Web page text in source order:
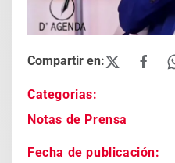
Categorias:
Notas de Prensa
Fecha de publicación: